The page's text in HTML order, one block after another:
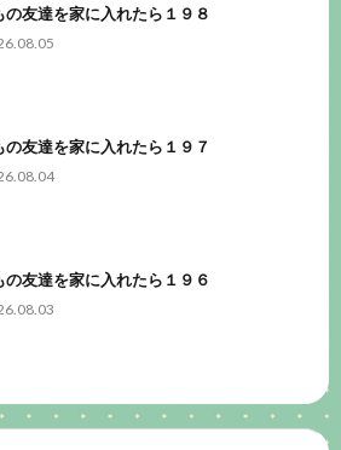
の友達を家に入れたら１９８
の友達を家に入れたら１９７
の友達を家に入れたら１９６